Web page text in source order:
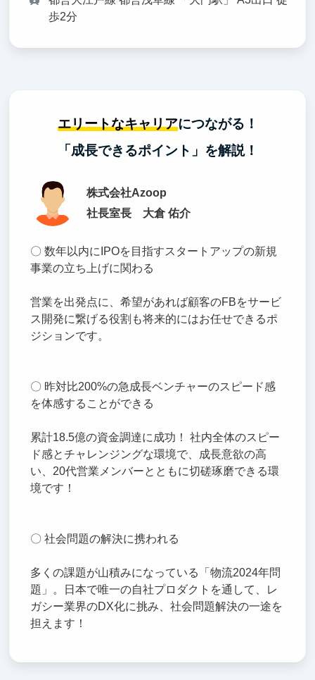
歩2分
エリートなキャリアにつながる！
「成長できるポイント」を解説！
株式会社Azoop
社長室長 大倉 佑介
〇 数年以内にIPOを目指すスタートアップの新規
事業の立ち上げに関わる
営業を出発点に、希望があれば顧客のFBをサービ
ス開発に繋げる役割も将来的にはお任せできるポ
ジションです。
〇 昨対比200%の急成長ベンチャーのスピード感
を体感することができる
累計18.5億の資金調達に成功！ 社内全体のスピー
ド感とチャレンジングな環境で、成長意欲の高
い、20代営業メンバーとともに切磋琢磨できる環
境です！
〇 社会問題の解決に携われる
多くの課題が山積みになっている「物流2024年問
題」。日本で唯一の自社プロダクトを通して、レ
ガシー業界のDX化に挑み、社会問題解決の一途を
担えます！